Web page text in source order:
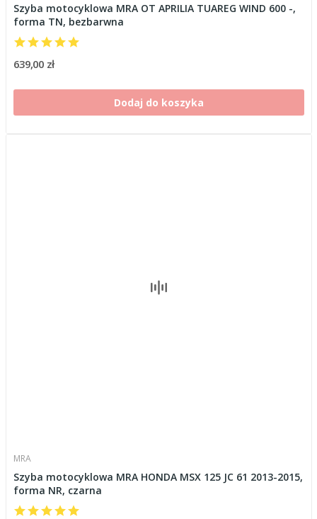
Szyba motocyklowa MRA OT APRILIA TUAREG WIND 600 -,
forma TN, bezbarwna
639,00 zł
Dodaj do koszyka
MRA
Szyba motocyklowa MRA HONDA MSX 125 JC 61 2013-2015,
forma NR, czarna